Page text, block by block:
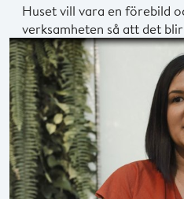
Huset vill vara en förebild
verksamheten så att det